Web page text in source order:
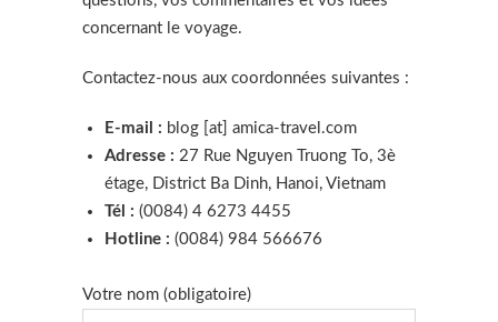
concernant le voyage.
Contactez-nous aux coordonnées suivantes :
E-mail : blog [at] amica-travel.com
Adresse : 27 Rue Nguyen Truong To, 3è
étage, District Ba Dinh, Hanoi, Vietnam
Tél : (0084) 4 6273 4455
Hotline : (0084) 984 566676
Votre nom (obligatoire)